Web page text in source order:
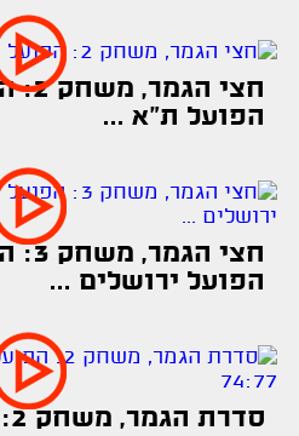
חצי
הפועל ת"א ...
חצי
הפועל ירושלים ...